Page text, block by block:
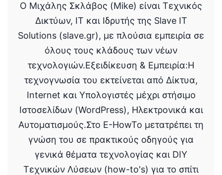
Ο Μιχάλης Σκλάβος (Mike) είναι Τεχνικός
Δικτύων, IT και Ιδρυτής της Slave IT
Solutions (slave.gr), με πλούσια εμπειρία σε
όλους τους κλάδους των νέων
τεχνολογιών.Εξειδίκευση & Εμπειρία:Η
τεχνογνωσία του εκτείνεται από Δίκτυα,
Internet και Υπολογιστές μέχρι στήσιμο
Ιστοσελίδων (WordPress), Ηλεκτρονικά και
Αυτοματισμούς.Στο E-HowTo μετατρέπει τη
γνώση του σε πρακτικούς οδηγούς για
γενικά θέματα τεχνολογίας και DIY
Τεχνικών Λύσεων (how-to's) για το σπίτι